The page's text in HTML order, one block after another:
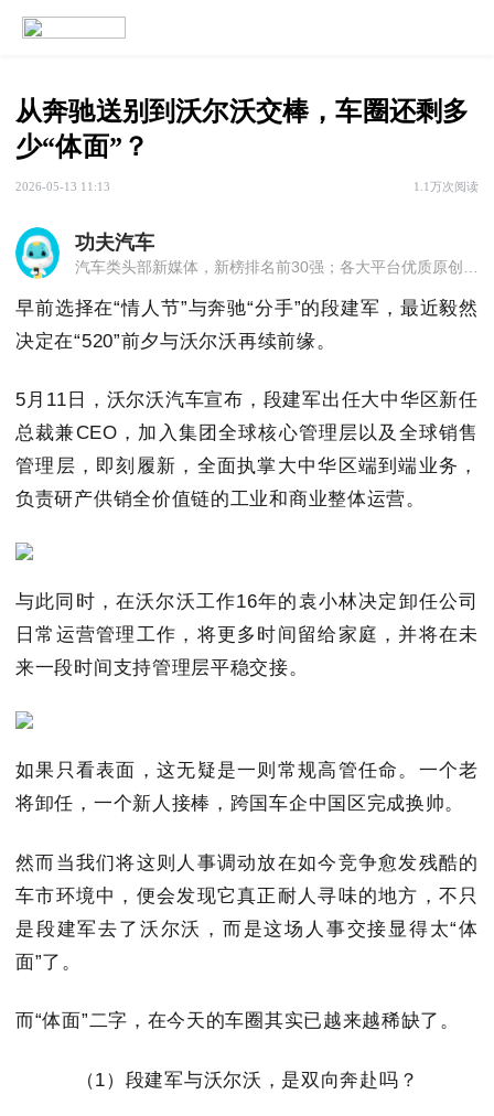
从奔驰送别到沃尔沃交棒，车圈还剩多
少“体面”？
2026-05-13 11:13 1.1万次阅读
功夫汽车
汽车类头部新媒体，新榜排名前30强；各大平台优质原创内容提供商；媒体大咖聚集的汽车传播机构。
早前选择在“情人节”与奔驰“分手”的段建军，最近毅然
决定在“520”前夕与沃尔沃再续前缘。
5月11日，沃尔沃汽车宣布，段建军出任大中华区新任
总裁兼CEO，加入集团全球核心管理层以及全球销售
管理层，即刻履新，全面执掌大中华区端到端业务，
负责研产供销全价值链的工业和商业整体运营。
与此同时，在沃尔沃工作16年的袁小林决定卸任公司
日常运营管理工作，将更多时间留给家庭，并将在未
来一段时间支持管理层平稳交接。
如果只看表面，这无疑是一则常规高管任命。一个老
将卸任，一个新人接棒，跨国车企中国区完成换帅。
然而当我们将这则人事调动放在如今竞争愈发残酷的
车市环境中，便会发现它真正耐人寻味的地方，不只
是段建军去了沃尔沃，而是这场人事交接显得太“体
面”了。
而“体面”二字，在今天的车圈其实已越来越稀缺了。
（1）段建军与沃尔沃，是双向奔赴吗？